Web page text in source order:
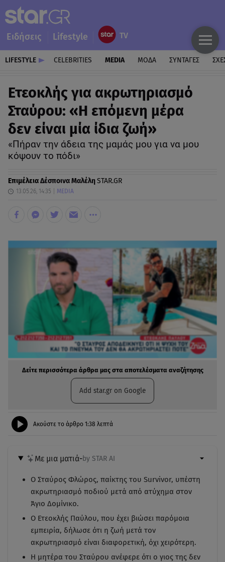
Ειδήσεις Lifestyle
LIFESTYLE CELEBRITIES MEDIA ΜΟΔΑ ΣΥΝΤΑΓΕΣ
Ετεοκλής για ακρωτηριασμό
Σταύρου: «H επόμενη μέρα
δεν είναι μία ίδια ζωή»
«Πήραν την άδεια της μαμάς μου για να μου
κόψουν το πόδι»
ΕπιμέλειαΔέσποινα ΜαλέληSTAR.GR
13.05.26, 14:35 MEDIA
Δείτε περισσότερα άρθρα μας στα αποτελέσματα αναζήτησης
Add star.gr on Google
Ακούστε το άρθρο 1:38 λεπτά
Με μια ματιά-by STAR AI
Ο Σταύρος Φλώρος, παίκτης του Survivor, υπέστη
ακρωτηριασμό ποδιού μετά από ατύχημα στον
Άγιο Δομίνικο.
Ο Ετεοκλής Παύλου, που έχει βιώσει παρόμοια
εμπειρία, δήλωσε ότι η ζωή μετά τον
ακρωτηριασμό είναι διαφορετική, όχι χειρότερη.
Η μητέρα του Σταύρου ανέφερε ότι ο γιος της δεν